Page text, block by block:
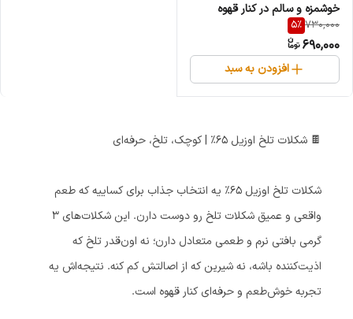
خوشمزه و سالم در کنار قهوه
730,000
5%
690,000
افزودن به سبد
🍫 شکلات تلخ اوزیل ۶۵٪ | کوچک، تلخ، حرفه‌ای
شکلات تلخ اوزیل ۶۵٪ یه انتخاب جذاب برای کساییه که طعم
واقعی و عمیق شکلات تلخ رو دوست دارن. این شکلات‌های ۳
گرمی بافتی نرم و طعمی متعادل دارن؛ نه اون‌قدر تلخ که
اذیت‌کننده باشه، نه شیرین که از اصالتش کم کنه. نتیجه‌اش یه
تجربه خوش‌طعم و حرفه‌ای کنار قهوه است.